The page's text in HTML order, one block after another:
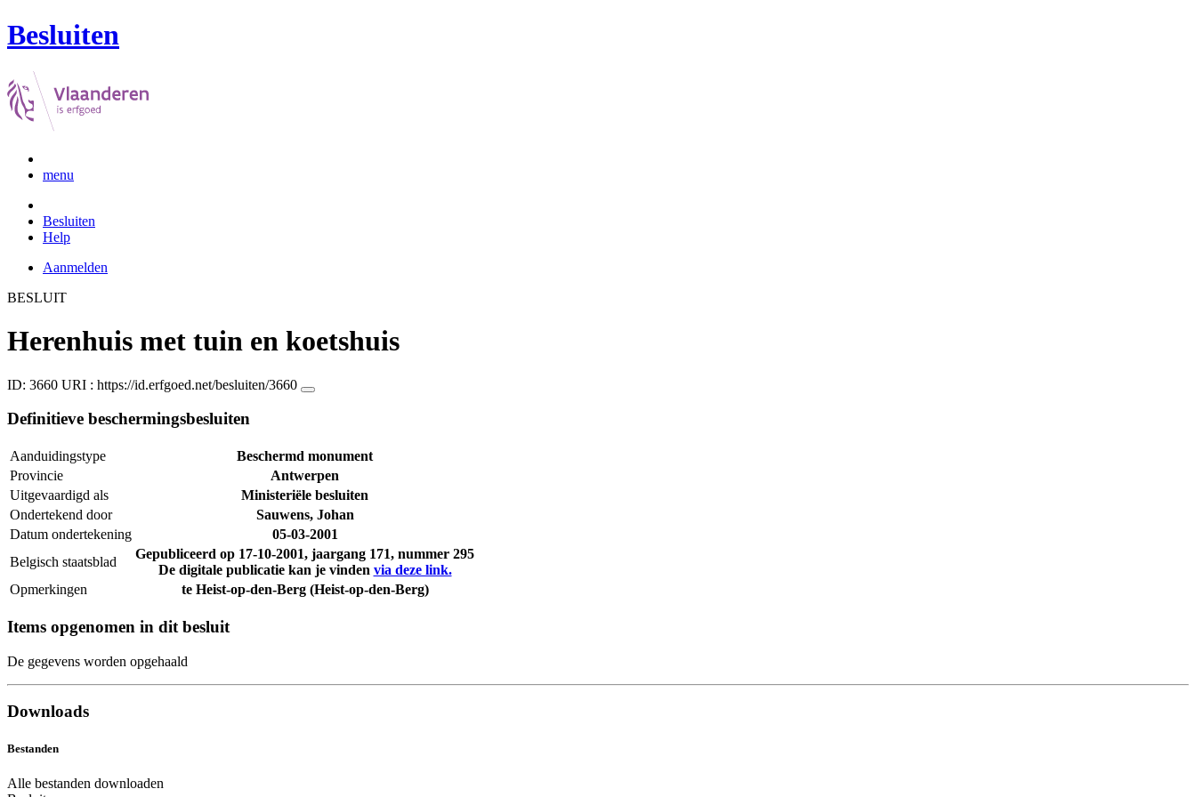
Besluiten
menu
Besluiten
Help
Aanmelden
BESLUIT
Herenhuis met tuin en koetshuis
ID: 3660 URI : https://id.erfgoed.net/besluiten/3660
Definitieve beschermingsbesluiten
Aanduidingstype
Beschermd monument
Provincie
Antwerpen
Uitgevaardigd als
Ministeriële besluiten
Ondertekend door
Sauwens, Johan
Datum ondertekening
05-03-2001
Belgisch staatsblad
Gepubliceerd op 17-10-2001, jaargang 171, nummer 295
De digitale publicatie kan je vinden via deze link.
Opmerkingen
te Heist-op-den-Berg (Heist-op-den-Berg)
Items opgenomen in dit besluit
De gegevens worden opgehaald
Downloads
Bestanden
Alle bestanden downloaden